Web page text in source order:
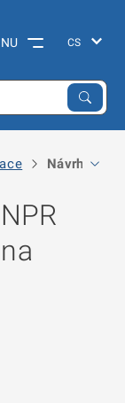
Návrh